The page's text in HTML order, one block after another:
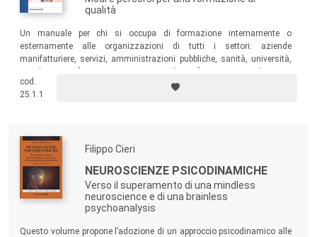
qualità
Un manuale per chi si occupa di formazione internamente o
esternamente alle organizzazioni di tutti i settori: aziende
manifatturiere, servizi, amministrazioni pubbliche, sanità, università,
sociali.
cod.
25.1.1
Filippo Cieri
NEUROSCIENZE PSICODINAMICHE
Verso il superamento di una mindless
neuroscience e di una brainless
psychoanalysis
Questo volume propone l’adozione di un approccio psicodinamico alle